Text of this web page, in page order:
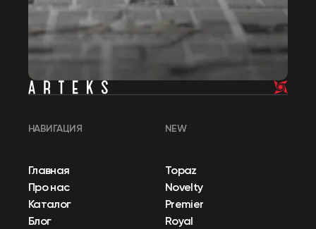
НАВИГАЦИЯ
Главная
Про нас
Каталог
Блог
NEW
Topaz
Novelty
Premier
Royal